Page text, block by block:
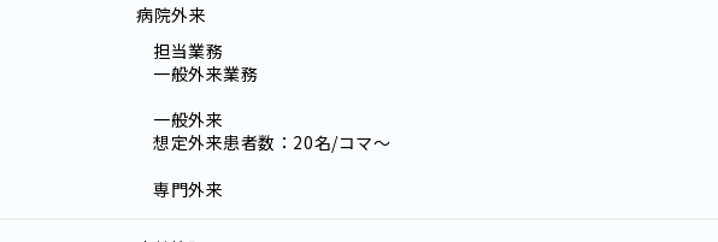
病院外来
担当業務
一般外来業務
一般外来
想定外来患者数：20名/コマ～
専門外来